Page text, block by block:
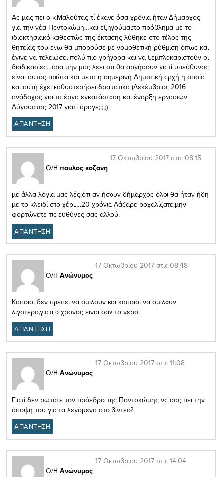
Ας μας πει ο κ.Μαλούτας τί έκανε όσα χρόνια ήταν Δήμαρχος
για την νέα Ποντοκώμη…και εξηγούμαι:το πρόβλημα με το
ιδιοκτησιακό καθεστώς της έκτασης λύθηκε στο τέλος της
θητείας του ενω θα μπορούσε με νομοθετική ρύθμιση όπως και
έγινε να τελειώσει πολύ πιο γρήγορα και να ξεμπλοκαριστούν οι
διαδικασίες…άρα μην μας λεει οτι θα αργήσουν γιατί υπεύθυνος
είναι αυτός πρώτα και μετα η σημερινή Δημοτική αρχή η οποία
και αυτή έχει καθυστερήσει δραματικά (Δεκέμβριος 2016
ανάδοχος για τα έργα εγκατάσταση και έναρξη εργασιών
Αύγουστος 2017 γιατί άραγε;;;;;)
ΑΠΑΝΤΗΣΗ
Ο/Η παυλος κοζανη
17 Οκτωβρίου 2017 στις 08:15
με άλλα λόγια μας λές,ότι αν ήσουν δήμαρχος όλοι θα ήταν ήδη
με το κλειδί στο χέρι….20 χρόνια Λάζαρε ροχαλίζατε,μην
φορτώνετε τις ευθύνες σας αλλού.
ΑΠΑΝΤΗΣΗ
Ο/Η Ανώνυμος
17 Οκτωβρίου 2017 στις 08:48
Καποιοι δεν πρεπει να ομιλουν και καποιοι να ομιλουν
λιγοτερο,γιατι ο χρονος ειναι σαν το νερο.
ΑΠΑΝΤΗΣΗ
Ο/Η Ανώνυμος
17 Οκτωβρίου 2017 στις 11:08
Γιατί δεν ρωτάτε τον πρόεδρο της Ποντοκώμης να σας πει την
άποψη του για τα λεγόμενα στο βίντεο?
ΑΠΑΝΤΗΣΗ
Ο/Η Ανώνυμος
17 Οκτωβρίου 2017 στις 14:04